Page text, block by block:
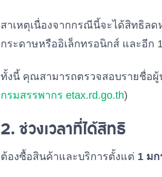
สาเหตุเนื่องจากกรณีนี้จะได้สิทธิลด
กระดาษหรืออิเล็กทรอนิกส์ และอีก
ทั้งนี้ คุณสามารถตรวจสอบรายชื่อผู้
กรมสรรพากร etax.rd.go.th)
2. ช่วงเวลาที่ได้สิทธิ
ต้องซื้อสินค้าและบริการตั้งแต่ 1 ม